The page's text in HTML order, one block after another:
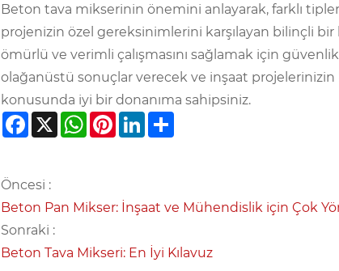
Beton tava mikserinin önemini anlayarak, farklı
projenizin özel gereksinimlerini karşılayan bilinçli
ömürlü ve verimli çalışmasını sağlamak için
olağanüstü sonuçlar verecek ve inşaat
konusunda iyi bir donanıma sahipsiniz.
Facebook
X WhatsApp
PinterestLinkedIn
Öncesi :
Beton Pan Mikser: İnşaat ve Mühendislik için Çok
Sonraki :
Beton Tava Mikseri: En İyi Kılavuz